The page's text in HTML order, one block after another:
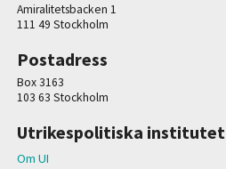
Amiralitetsbacken 1
111 49 Stockholm
Postadress
Box 3163
103 63 Stockholm
Utrikespolitiska institutet
Om UI